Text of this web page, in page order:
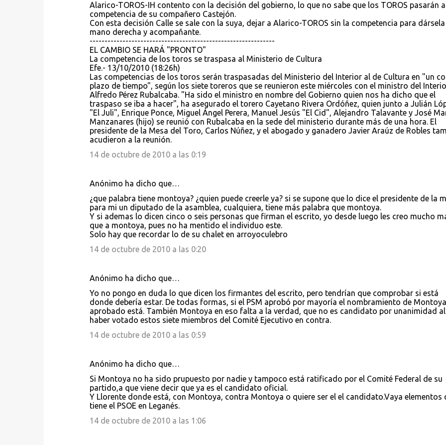
Alarico-TOROS-IH contento con la decisión del gobierno, lo que no sabe que los TOROS pasarán
competencia de su compañero Castejón.
Con esta decisión Calle se sale con la suya, dejar a Alarico-TOROS sin la competencia para
mano derecha y acompañante.
--------------------------------------------------------------
EL CAMBIO SE HARÁ "PRONTO"
La competencia de los toros se traspasa al Ministerio de Cultura
Efe.- 13/10/2010 (18:26h)
Las competencias de los toros serán traspasadas del Ministerio del Interior al de Cultura en "un
plazo de tiempo", según los siete toreros que se reunieron este miércoles con el ministro del
Alfredo Pérez Rubalcaba. "Ha sido el ministro en nombre del Gobierno quien nos ha dicho que el
traspaso se iba a hacer", ha asegurado el torero Cayetano Rivera Ordóñez, quien junto a Julián
"El Juli", Enrique Ponce, Miguel Ángel Perera, Manuel Jesús "El Cid", Alejandro Talavante y José
Manzanares (hijo) se reunió con Rubalcaba en la sede del ministerio durante más de una hora. El
presidente de la Mesa del Toro, Carlos Núñez, y el abogado y ganadero Javier Araúz de Robles
acudieron a la reunión.
14 de octubre de 2010 a las 0:19
Anónimo ha dicho que…
¿que palabra tiene montoya? ¿quien puede creerle ya? si se supone que lo dice el presidente de la
para mi un diputado de la asamblea, cualquiera, tiene más palabra que montoya.
Y si ademas lo dicen cinco o seis personas que firman el escrito, yo desde luego les creo mucho
que a montoya, pues no ha mentido el individuo este.
Solo hay que recordar lo de su chalet en arroyoculebro
14 de octubre de 2010 a las 0:20
Anónimo ha dicho que…
Yo no pongo en duda lo que dicen los firmantes del escrito, pero tendrían que comprobar si está
donde debería estar. De todas formas, si el PSM aprobó por mayoría el nombramiento de
aprobado está. También Montoya en eso falta a la verdad, que no es candidato por unanimidad al
haber votado estos siete miembros del Comité Ejecutivo en contra.
14 de octubre de 2010 a las 0:59
Anónimo ha dicho que…
Si Montoya no ha sido prupuesto por nadie y tampoco está ratificado por el Comité Federal de su
partido,a que viene decir que ya es el candidato oficial.
Y Llorente donde está, con Montoya, contra Montoya o quiere ser el el candidato.Vaya elementos
tiene el PSOE en Leganés.
14 de octubre de 2010 a las 1:06